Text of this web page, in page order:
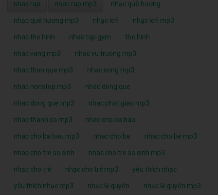
nhac rap nhac rap mp3 nhạc quê hương
nhạc quê hương mp3 nhạc lofi nhạc lofi mp3
nhac the hinh nhac tap gym the hinh
nhac vang mp3 nhac vu truong mp3
nhac thon que mp3 nhac song mp3
nhac nonstop mp3 nhac dong que
nhac dong que mp3 nhac phat giao mp3
nhac thanh ca mp3 nhac cho ba bau
nhac cho ba bau mp3 nhac cho be nhac cho be mp3
nhac cho tre so sinh nhac cho tre so sinh mp3
nhạc cho trẻ nhạc cho trẻ mp3 yêu thích nhạc
yêu thích nhạc mp3 nhạc lệ quyên nhạc lệ quyên mp3